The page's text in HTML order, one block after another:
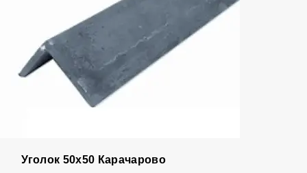
Уголок 50х50 Карачарово